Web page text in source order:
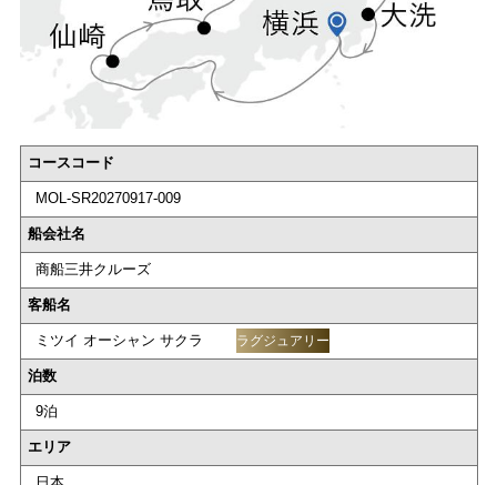
コースコード
MOL-SR20270917-009
船会社名
商船三井クルーズ
客船名
ミツイ オーシャン サクラ ラグジュアリー
泊数
9泊
エリア